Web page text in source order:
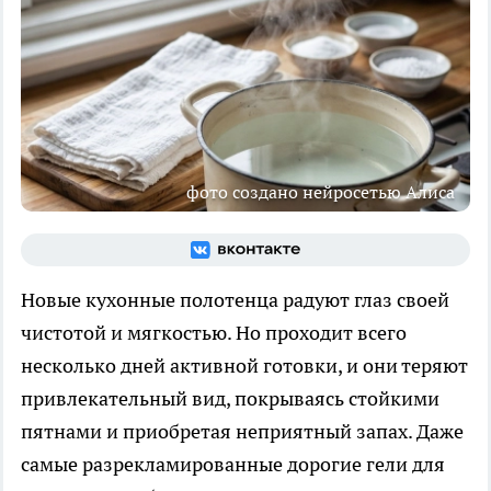
фото создано нейросетью Алиса
Новые кухонные полотенца радуют глаз своей
чистотой и мягкостью. Но проходит всего
несколько дней активной готовки, и они теряют
привлекательный вид, покрываясь стойкими
пятнами и приобретая неприятный запах. Даже
самые разрекламированные дорогие гели для